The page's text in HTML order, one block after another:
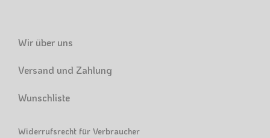
Wir über uns
Versand und Zahlung
Wunschliste
Widerrufsrecht für Verbraucher